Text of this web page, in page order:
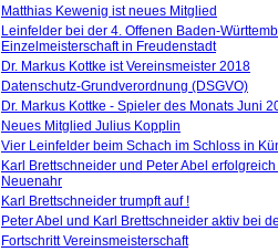
Matthias Kewenig ist neues Mitglied
Leinfelder bei der 4. Offenen Baden-
Einzelmeisterschaft in Freudenstadt
Dr. Markus Kottke ist Vereinsmeister 2018
Datenschutz-Grundverordnung (DSGVO)
Dr. Markus Kottke - Spieler des Monats Juni
Neues Mitglied Julius Kopplin
Vier Leinfelder beim Schach im Schloss in
Karl Brettschneider und Peter Abel
Neuenahr
Karl Brettschneider trumpft auf !
Peter Abel und Karl Brettschneider aktiv bei
Fortschritt Vereinsmeisterschaft